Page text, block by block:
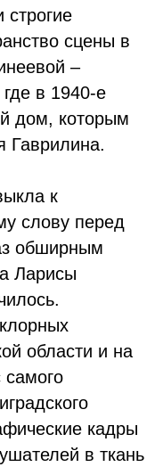
сцены в
–
в 1940-е
дом, которым
Гаврилина.
к
слову перед
обширным
Ларисы
области и на
самого
кадры
в ткань